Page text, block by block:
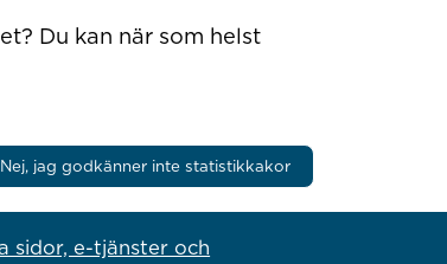
Du kan när som helst
Nej, jag godkänner inte statistikkakor
sidor, e-tjänster och